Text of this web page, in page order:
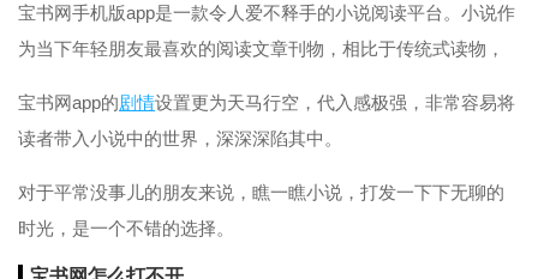
宝书网手机版app是一款令人爱不释手的小说阅读平台。小说作
为当下年轻朋友最喜欢的阅读文章刊物，相比于传统式读物，
宝书网app的剧情设置更为天马行空，代入感极强，非常容易将
读者带入小说中的世界，深深深陷其中。
对于平常没事儿的朋友来说，瞧一瞧小说，打发一下下无聊的
时光，是一个不错的选择。